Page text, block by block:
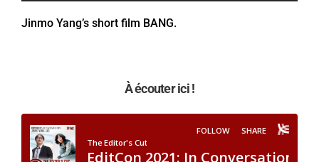
Jinmo Yang’s short film BANG.
À écouter ici !